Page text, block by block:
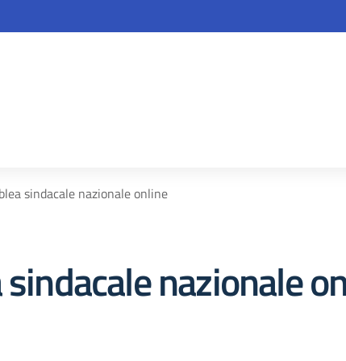
sindacale nazionale online
nazionale